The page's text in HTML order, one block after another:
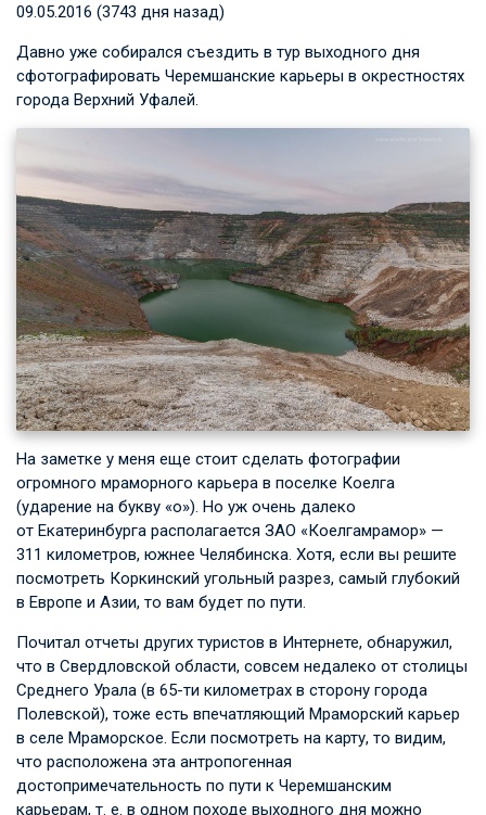
09.05.2016 (3743 дня назад)
Давно уже собирался съездить в тур выходного дня
сфотографировать Черемшанские карьеры в окрестностях
города Верхний Уфалей.
На заметке у меня еще стоит сделать фотографии
огромного мраморного карьера в поселке Коелга
(ударение на букву «о»). Но уж очень далеко
от Екатеринбурга располагается ЗАО «Коелгамрамор» —
311 километров, южнее Челябинска. Хотя, если вы решите
посмотреть Коркинский угольный разрез, самый глубокий
в Европе и Азии, то вам будет по пути.
Почитал отчеты других туристов в Интернете, обнаружил,
что в Свердловской области, совсем недалеко от столицы
Среднего Урала (в 65-ти километрах в сторону города
Полевской), тоже есть впечатляющий Мраморский карьер
в селе Мраморское. Если посмотреть на карту, то видим,
что расположена эта антропогенная
достопримечательность по пути к Черемшанским
карьерам, т. е. в одном походе выходного дня можно